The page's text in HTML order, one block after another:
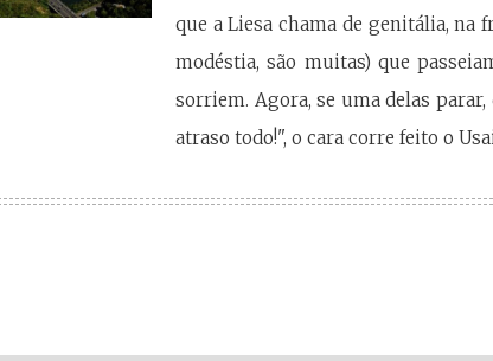
que a Liesa chama de genitália, na
modéstia, são muitas) que
sorriem. Agora, se uma delas parar,
atraso todo!", o cara corre feito o